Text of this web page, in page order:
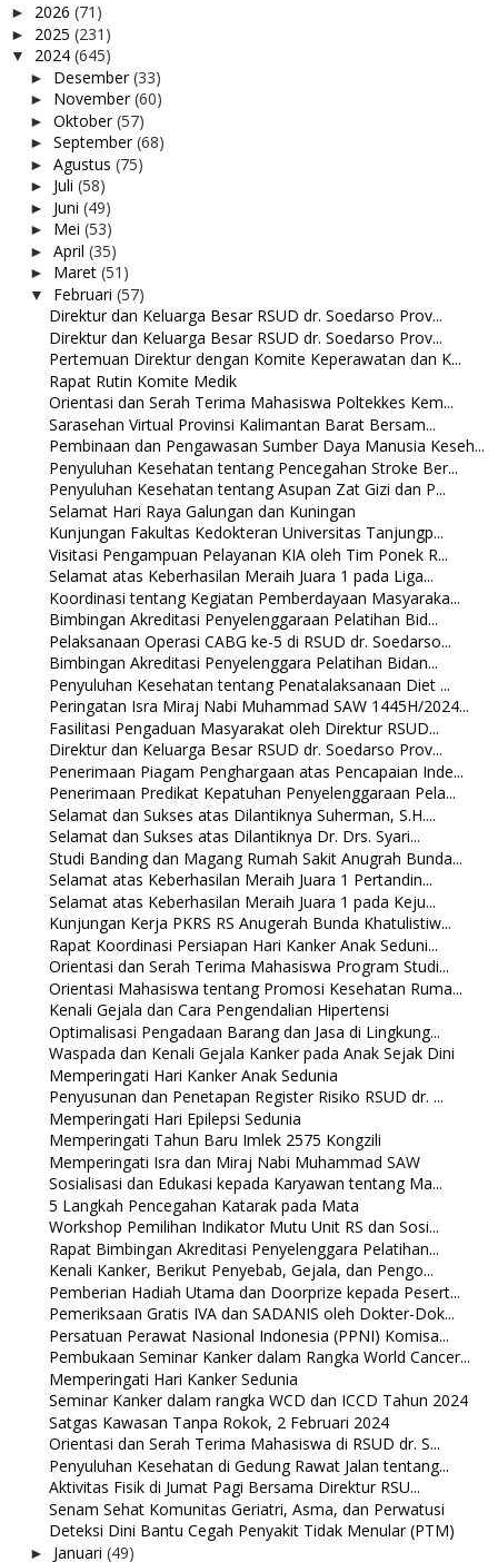
► 2026 (71)
► 2025 (231)
▼ 2024 (645)
► Desember(33)
► November(60)
► Oktober(57)
► September(68)
► Agustus (75)
► Juli (58)
► Juni (49)
► Mei (53)
► April (35)
► Maret (51)
▼ Februari (57)
Direktur dan Keluarga Besar RSUD dr. Soedarso Prov...
Direktur dan Keluarga Besar RSUD dr. Soedarso Prov...
Pertemuan Direktur dengan Komite Keperawatan dan K...
Rapat Rutin Komite Medik
Orientasi dan Serah Terima Mahasiswa Poltekkes Kem...
Sarasehan Virtual Provinsi Kalimantan Barat Bersam...
Pembinaan dan Pengawasan Sumber Daya Manusia Keseh...
Penyuluhan Kesehatan tentang Pencegahan Stroke Ber...
Penyuluhan Kesehatan tentang Asupan Zat Gizi dan P...
Selamat Hari Raya Galungan dan Kuningan
Kunjungan Fakultas Kedokteran Universitas Tanjungp...
Visitasi Pengampuan Pelayanan KIA oleh Tim Ponek R...
Selamat atas Keberhasilan Meraih Juara 1 pada Liga...
Koordinasi tentang Kegiatan Pemberdayaan Masyaraka...
Bimbingan Akreditasi Penyelenggaraan Pelatihan Bid...
Pelaksanaan Operasi CABG ke-5 di RSUD dr. Soedarso...
Bimbingan Akreditasi Penyelenggara Pelatihan Bidan...
Penyuluhan Kesehatan tentang Penatalaksanaan Diet ...
Peringatan Isra Miraj Nabi Muhammad SAW 1445H/2024...
Fasilitasi Pengaduan Masyarakat oleh Direktur RSUD...
Direktur dan Keluarga Besar RSUD dr. Soedarso Prov...
Penerimaan Piagam Penghargaan atas Pencapaian Inde...
Penerimaan Predikat Kepatuhan Penyelenggaraan Pela...
Selamat dan Sukses atas Dilantiknya Suherman, S.H....
Selamat dan Sukses atas Dilantiknya Dr. Drs. Syari...
Studi Banding dan Magang Rumah Sakit Anugrah Bunda...
Selamat atas Keberhasilan Meraih Juara 1 Pertandin...
Selamat atas Keberhasilan Meraih Juara 1 pada Keju...
Kunjungan Kerja PKRS RS Anugerah Bunda Khatulistiw...
Rapat Koordinasi Persiapan Hari Kanker Anak Seduni...
Orientasi dan Serah Terima Mahasiswa Program Studi...
Orientasi Mahasiswa tentang Promosi Kesehatan Ruma...
Kenali Gejala dan Cara Pengendalian Hipertensi
Optimalisasi Pengadaan Barang dan Jasa di Lingkung...
Waspada dan Kenali Gejala Kanker pada Anak Sejak Dini
Memperingati Hari Kanker Anak Sedunia
Penyusunan dan Penetapan Register Risiko RSUD dr. ...
Memperingati Hari Epilepsi Sedunia
Memperingati Tahun Baru Imlek 2575 Kongzili
Memperingati Isra dan Miraj Nabi Muhammad SAW
Sosialisasi dan Edukasi kepada Karyawan tentang Ma...
5 Langkah Pencegahan Katarak pada Mata
Workshop Pemilihan Indikator Mutu Unit RS dan Sosi...
Rapat Bimbingan Akreditasi Penyelenggara Pelatihan...
Kenali Kanker, Berikut Penyebab, Gejala, dan Pengo...
Pemberian Hadiah Utama dan Doorprize kepada Pesert...
Pemeriksaan Gratis IVA dan SADANIS oleh Dokter-Dok...
Persatuan Perawat Nasional Indonesia (PPNI) Komisa...
Pembukaan Seminar Kanker dalam Rangka World Cancer...
Memperingati Hari Kanker Sedunia
Seminar Kanker dalam rangka WCD dan ICCD Tahun 2024
Satgas Kawasan Tanpa Rokok, 2 Februari 2024
Orientasi dan Serah Terima Mahasiswa di RSUD dr. S...
Penyuluhan Kesehatan di Gedung Rawat Jalan tentang...
Aktivitas Fisik di Jumat Pagi Bersama Direktur RSU...
Senam Sehat Komunitas Geriatri, Asma, dan Perwatusi
Deteksi Dini Bantu Cegah Penyakit Tidak Menular (PTM)
► Januari (49)